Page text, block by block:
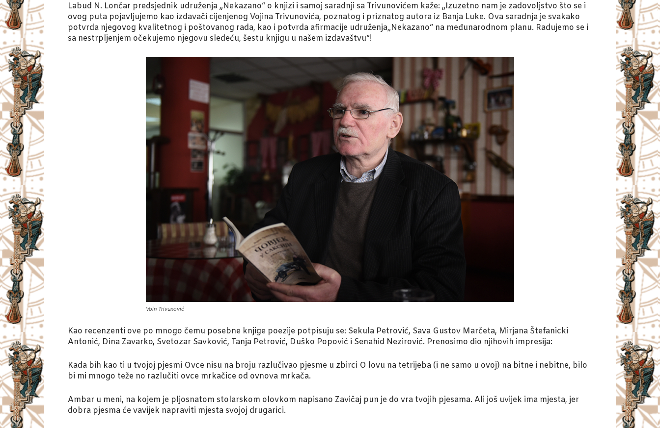
Labud N. Lončar predsjednik udruženja „Nekazano“ o knjizi i samoj saradnji sa Trivunovićem kaže: „Izuzetno nam je zadovoljstvo što se i
ovog puta pojavljujemo kao izdavači cijenjenog Vojina Trivunovića, poznatog i priznatog autora iz Banja Luke. Ova saradnja je svakako
potvrda njegovog kvalitetnog i poštovanog rada, kao i potvrda afirmacije udruženja„Nekazano“ na međunarodnom planu. Radujemo se i
sa nestrpljenjem očekujemo njegovu sledeću, šestu knjigu u našem izdavaštvu“!
Voin Trivunović
Kao recenzenti ove po mnogo čemu posebne knjige poezije potpisuju se: Sekula Petrović, Sava Gustov Marčeta, Mirjana Štefanicki
Antonić, Dina Zavarko, Svetozar Savković, Tanja Petrović, Duško Popović i Senahid Nezirović. Prenosimo dio njihovih impresija:
Kada bih kao ti u tvojoj pjesmi Ovce nisu na broju razlučivao pjesme u zbirci O lovu na tetrijeba (i ne samo u ovoj) na bitne i nebitne, bilo
bi mi mnogo teže no razlučiti ovce mrkačice od ovnova mrkača.
Ambar u meni, na kojem je pljosnatom stolarskom olovkom napisano Zavičaj pun je do vra tvojih pjesama. Ali još uvijek ima mjesta, jer
dobra pjesma će vavijek napraviti mjesta svojoj drugarici.